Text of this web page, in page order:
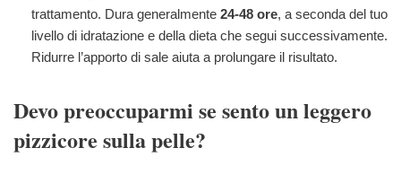
trattamento. Dura generalmente 24-48 ore, a seconda del tuo
livello di idratazione e della dieta che segui successivamente.
Ridurre l’apporto di sale aiuta a prolungare il risultato.
Devo preoccuparmi se sento un leggero
pizzicore sulla pelle?